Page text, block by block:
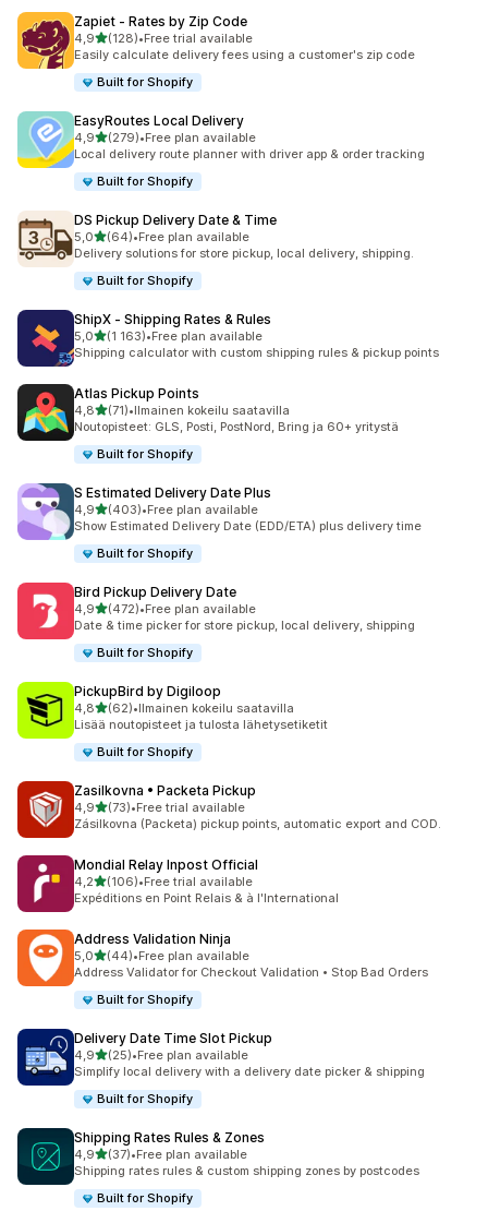
Zapiet ‑ Rates by Zip Code
4,9/ 5 tähteä
(128)
128 arvostelua yhteensä
•Free trial available
Easily calculate delivery fees using a customer's zip code
Built for Shopify
EasyRoutes Local Delivery
4,9/ 5 tähteä
(279)
279 arvostelua yhteensä
•Free plan available
Local delivery route planner with driver app & order tracking
Built for Shopify
DS Pickup Delivery Date & Time
5,0/ 5 tähteä
(64)
64 arvostelua yhteensä
•Free plan available
Delivery solutions for store pickup, local delivery, shipping.
Built for Shopify
ShipX ‑ Shipping Rates & Rules
5,0/ 5 tähteä
(1 163)
1163 arvostelua yhteensä
•Free plan available
Shipping calculator with custom shipping rules & pickup points
Atlas Pickup Points
4,8/ 5 tähteä
(71)
71 arvostelua yhteensä
•Ilmainen kokeilu saatavilla
Noutopisteet: GLS, Posti, PostNord, Bring ja 60+ yritystä
Built for Shopify
S Estimated Delivery Date Plus
4,9/ 5 tähteä
(403)
403 arvostelua yhteensä
•Free plan available
Show Estimated Delivery Date (EDD/ETA) plus delivery time
Built for Shopify
Bird Pickup Delivery Date
4,9/ 5 tähteä
(472)
472 arvostelua yhteensä
•Free plan available
Date & time picker for store pickup, local delivery, shipping
Built for Shopify
PickupBird by Digiloop
4,8/ 5 tähteä
(62)
62 arvostelua yhteensä
•Ilmainen kokeilu saatavilla
Lisää noutopisteet ja tulosta lähetysetiketit
Built for Shopify
Zasilkovna • Packeta Pickup
4,9/ 5 tähteä
(73)
73 arvostelua yhteensä
•Free trial available
Zásilkovna (Packeta) pickup points, automatic export and COD.
Mondial Relay Inpost Official
4,2/ 5 tähteä
(106)
106 arvostelua yhteensä
•Free trial available
Expéditions en Point Relais & à l'International
Address Validation Ninja
5,0/ 5 tähteä
(44)
44 arvostelua yhteensä
•Free plan available
Address Validator for Checkout Validation • Stop Bad Orders
Built for Shopify
Delivery Date Time Slot Pickup
4,9/ 5 tähteä
(25)
25 arvostelua yhteensä
•Free plan available
Simplify local delivery with a delivery date picker & shipping
Built for Shopify
Shipping Rates Rules & Zones
4,9/ 5 tähteä
(37)
37 arvostelua yhteensä
•Free plan available
Shipping rates rules & custom shipping zones by postcodes
Built for Shopify